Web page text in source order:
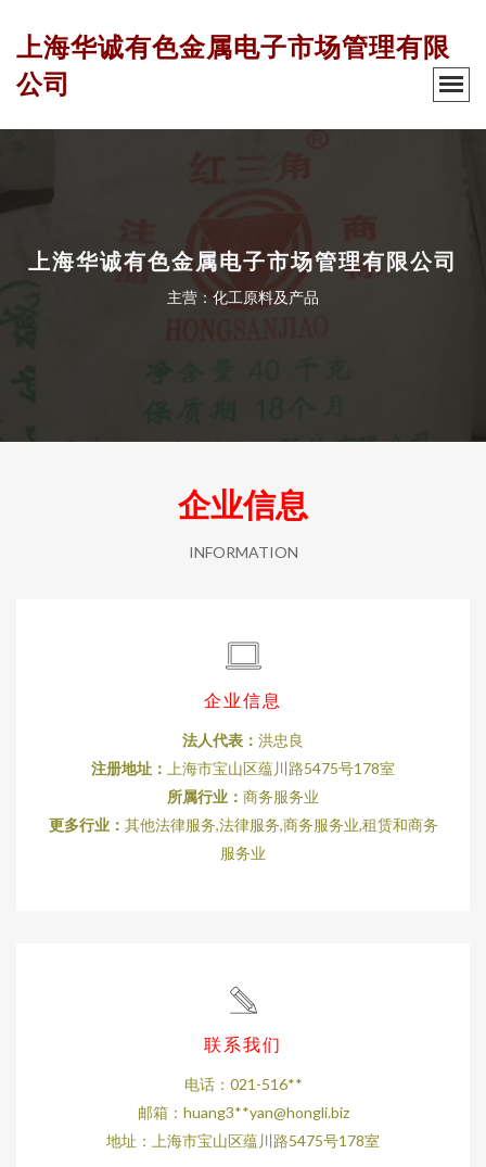
上海华诚有色金属电子市场管理有限
公司
上海华诚有色金属电子市场管理有限公司
主营：化工原料及产品
企业信息
INFORMATION
企业信息
法人代表： 洪忠良
注册地址：
上海市宝山区蕴川路5475号178室
所属行业： 商务服务业
更多行业： 其他法律服务,法律服务,商务服务业,租赁和商务
服务业
联系我们
电话：021-516**
邮箱：huang3**yan@hongli.biz
地址：上海市宝山区蕴川路5475号178室